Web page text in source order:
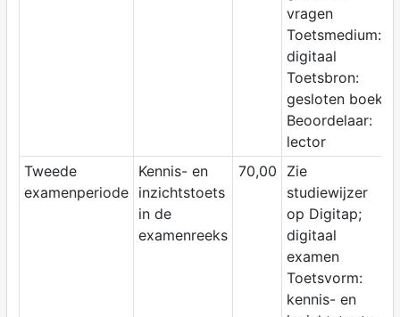
vragen
Toetsmedium:
digitaal
Toetsbron:
gesloten boek
Beoordelaar:
lector
Tweede
examenperiode
Kennis- en
inzichtstoets
in de
examenreeks
70,00
Zie
studiewijzer
op Digitap;
digitaal
examen
Toetsvorm:
kennis- en